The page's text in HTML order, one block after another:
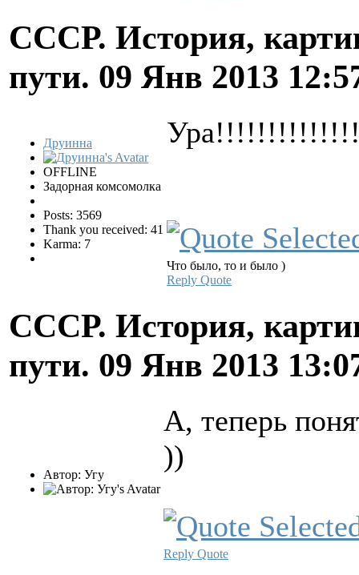
СССР. История,
пути. 09 Янв 2013
Друинна
OFFLINE
Задорная комсомолка
Posts: 3569
Thank you received: 41
Karma: 7
Что было, то и было )
Reply Quote
СССР. История,
пути. 09 Янв 2013
Автор: Угy
А, теперь
))
Reply Quote